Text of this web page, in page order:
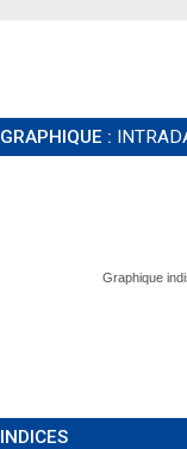
GRAPHIQUE :
INDICES